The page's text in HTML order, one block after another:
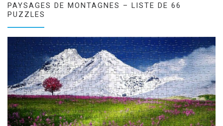
PAYSAGES DE MONTAGNES – LISTE DE 66
PUZZLES